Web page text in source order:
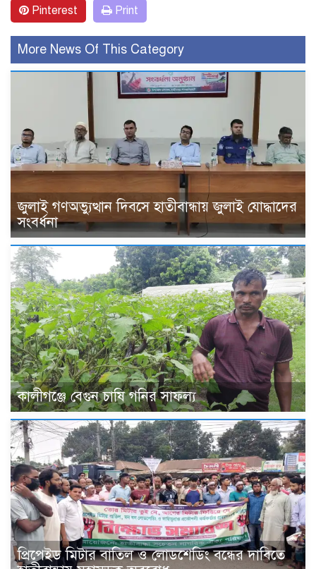
Pinterest Print
More News Of This Category
জুলাই গণঅভ্যুত্থান দিবসে হাতীবান্ধায় জুলাই যোদ্ধাদের
সংবর্ধনা
কালীগঞ্জে বেগুন চাষি গনির সাফল্য
প্রিপেইড মিটার বাতিল ও লোডশেডিং বন্ধের দাবিতে